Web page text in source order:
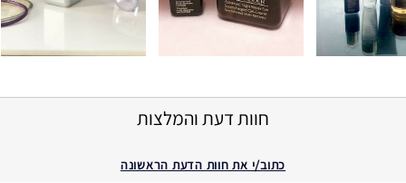
חוות דעת והמלצות
כתוב/י את חוות הדעת הראשונה